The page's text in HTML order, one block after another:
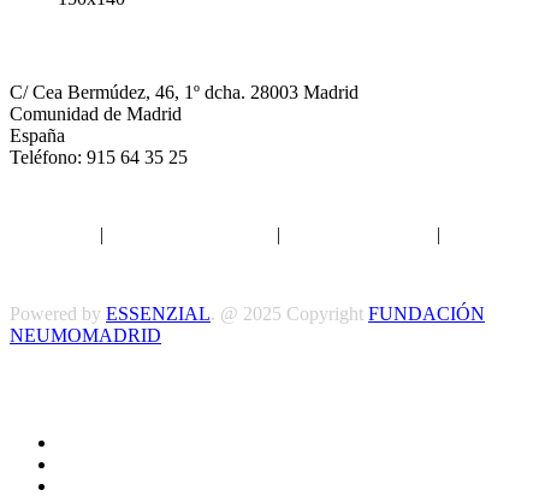
C/ Cea Bermúdez, 46, 1º dcha. 28003 Madrid
Comunidad de Madrid
España
Teléfono: 915 64 35 25
| | |
Powered by ESSENZIAL. @ 2025 Copyright FUNDACIÓN
NEUMOMADRID